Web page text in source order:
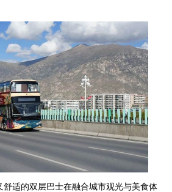
适的双层巴士在融合城市观光与美食体